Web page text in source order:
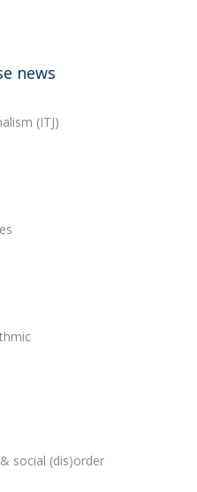
news
(ITJ)
social (dis)order